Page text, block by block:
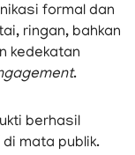
formal dan
ringan, bahkan
kedekatan
.
berhasil
mata publik.